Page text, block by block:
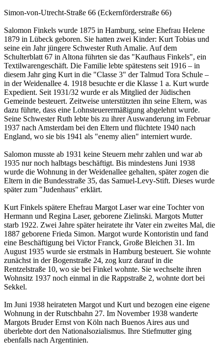
Simon-von-Utrecht-Straße 66 (Eckernförderstraße 66)
Salomon Finkels wurde 1875 in Hamburg, seine Ehefrau Helene
1879 in Lübeck geboren. Sie hatten zwei Kinder: Kurt Tobias und
seine ein Jahr jüngere Schwester Ruth Amalie. Auf dem
Schulterblatt 67 in Altona führten sie das "Kaufhaus Finkels", ein
Textilwarengeschäft. Die Familie lebte spätestens seit 1916 – in
diesem Jahr ging Kurt in die "Classe 3" der Talmud Tora Schule –
in der Weidenallee 4. 1918 besuchte er die Klasse 1 a. Kurt wurde
Expedient. Seit 1931/32 wurde er als Mitglied der Jüdischen
Gemeinde besteuert. Zeitweise unterstützten ihn seine Eltern, was
dazu führte, dass eine Lohnsteuerermäßigung abgelehnt wurde.
Seine Schwester Ruth lebte bis zu ihrer Auswanderung im Februar
1937 nach Amsterdam bei den Eltern und flüchtete 1940 nach
England, wo sie bis 1941 als "enemy alien" interniert wurde.
Salomon musste ab 1931 keine Steuern mehr zahlen und war ab
1935 nur noch halbtags beschäftigt. Bis mindestens Juni 1938
wurde die Wohnung in der Weidenallee gehalten, später zogen die
Eltern in die Bundesstraße 35, das Samuel-Levy-Stift. Dieses wurde
später zum "Judenhaus" erklärt.
Kurt Finkels spätere Ehefrau Margot Laser war eine Tochter von
Hermann und Regina Laser, geborene Zielinski. Margots Mutter
starb 1922. Zwei Jahre später heiratete ihr Vater ein zweites Mal, die
1887 geborene Frieda Simon. Margot wurde Kontoristin und fand
eine Beschäftigung bei Victor Franck, Große Bleichen 31. Im
August 1935 wurde sie erstmals in Hamburg besteuert. Sie wohnte
zunächst in der Bogenstraße 24, zog kurz darauf in die
Rentzelstraße 10, wo sie bei Finkel wohnte. Sie wechselte ihren
Wohnsitz 1937 noch einmal in die Rappstraße 2, wohnte dort bei
Sekkel.
Im Juni 1938 heirateten Margot und Kurt und bezogen eine eigene
Wohnung in der Rutschbahn 27. Im November 1938 wanderte
Margots Bruder Ernst von Köln nach Buenos Aires aus und
überlebte dort den Nationalsozialismus. Ihre Stiefmutter ging
ebenfalls nach Argentinien.